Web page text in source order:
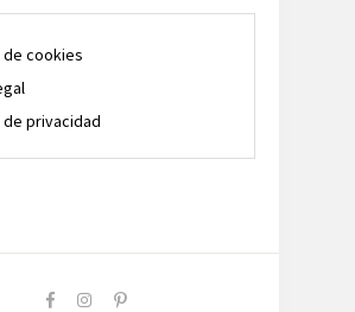
cookies
privacidad